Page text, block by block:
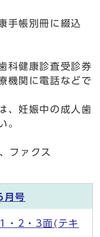
手帳別冊に綴込
科健康診査受診券
機関に電話などで
、妊娠中の成人歯
。
ファクス
号
2・3面(テキ